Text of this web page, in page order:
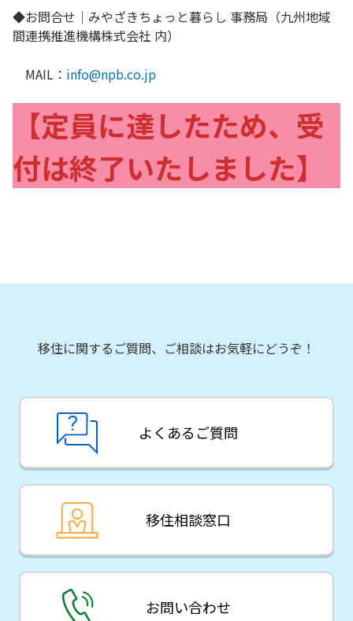
◆お問合せ｜みやざきちょっと暮らし 事務局（九州地域
間連携推進機構株式会社 内）
MAIL： info@npb.co.jp
【定員に達したため、受
付は終了いたしました】
移住に関するご質問、ご相談はお気軽にどうぞ！
よくあるご質問
移住相談窓口
お問い合わせ